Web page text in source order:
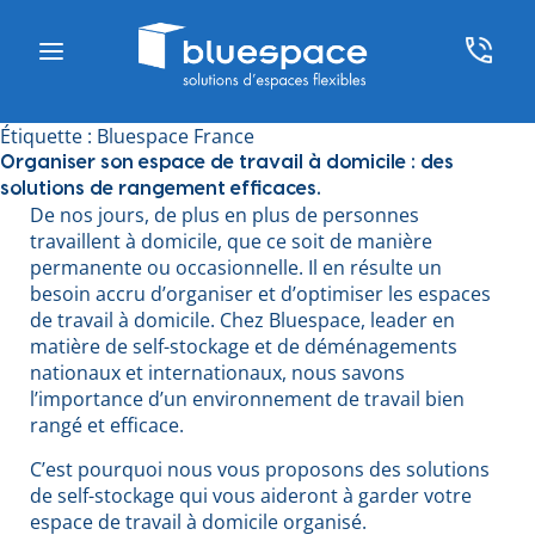
Étiquette : Bluespace France
Organiser son espace de travail à domicile : des
solutions de rangement efficaces.
De nos jours, de plus en plus de personnes
travaillent à domicile, que ce soit de manière
permanente ou occasionnelle. Il en résulte un
besoin accru d’organiser et d’optimiser les espaces
de travail à domicile. Chez Bluespace, leader en
matière de self-stockage et de déménagements
nationaux et internationaux, nous savons
l’importance d’un environnement de travail bien
rangé et efficace.
C’est pourquoi nous vous proposons des solutions
de self-stockage qui vous aideront à garder votre
espace de travail à domicile organisé.